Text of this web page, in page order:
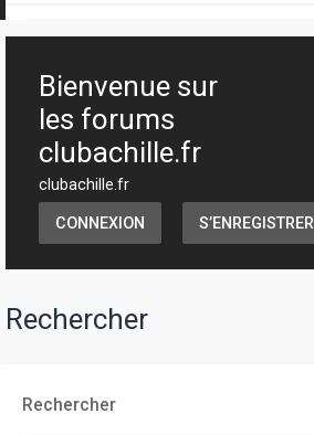
Bienvenue sur
les forums
clubachille.fr
clubachille.fr
CONNEXION S’ENREGISTRER
Rechercher
Rechercher